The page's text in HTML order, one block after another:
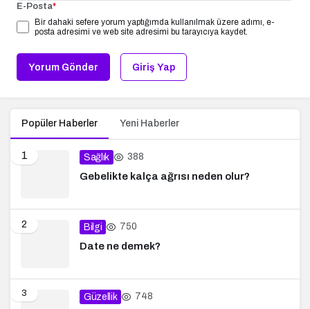
E-Posta*
Bir dahaki sefere yorum yaptığımda kullanılmak üzere adımı, e-
posta adresimi ve web site adresimi bu tarayıcıya kaydet.
Yorum Gönder Giriş Yap
Popüler Haberler Yeni Haberler
1 Sağlık 388
Gebelikte kalça ağrısı neden olur?
2 Bilgi 750
Date ne demek?
3 Güzellik 748